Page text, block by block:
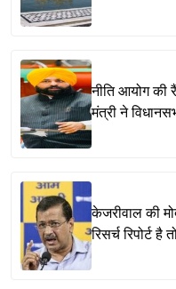
नीति आयोग की
मंत्री ने
केजरीवाल की
रिसर्च रिपोर्ट